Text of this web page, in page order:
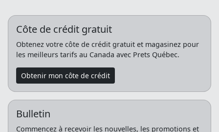
Côte de crédit gratuit
Obtenez votre côte de crédit gratuit et magasinez pour
les meilleurs tarifs au Canada avec Prets Québec.
Obtenir mon côte de crédit
Bulletin
Commencez à recevoir les nouvelles, les promotions et